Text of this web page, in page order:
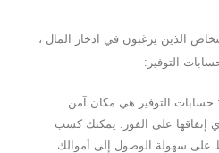
الذين يرغبون في ادخار المال ،
التوفير:
حسابات التوفير هي مكان آمن
إنفاقها على الفور. يمكنك كسب
على سهولة الوصول إلى أموالك.